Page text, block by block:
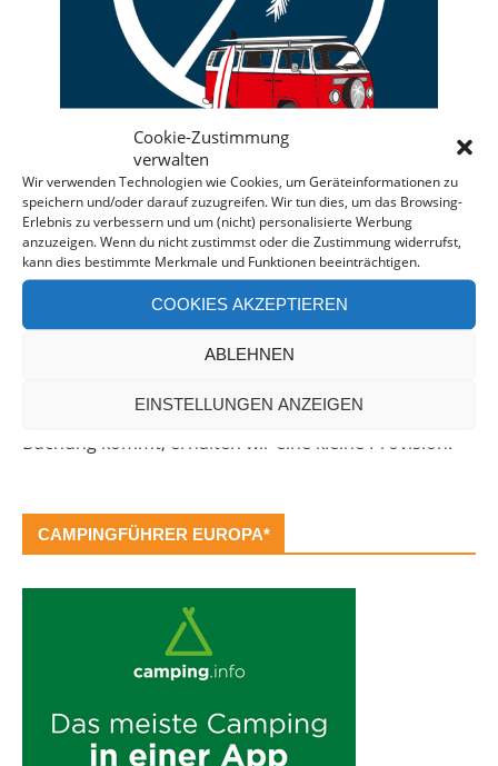
Cookie-Zustimmung
verwalten
Wir verwenden Technologien wie Cookies, um Geräteinformationen zu
speichern und/oder darauf zuzugreifen. Wir tun dies, um das Browsing-
Erlebnis zu verbessern und um (nicht) personalisierte Werbung
anzuzeigen. Wenn du nicht zustimmst oder die Zustimmung widerrufst,
kann dies bestimmte Merkmale und Funktionen beeinträchtigen.
COOKIES AKZEPTIEREN
ABLEHNEN
EINSTELLUNGEN ANZEIGEN
Deine individuelle Beratung bei der Campermiete
in Deutschland und Europa.
Bei einer Anfrage über diesen Banner erhältst Du
Rabatt!*
unverbindlich und kostenlos. Falls es zu einer
Buchung kommt, erhalten wir eine kleine Provision.
CAMPINGFÜHRER EUROPA*